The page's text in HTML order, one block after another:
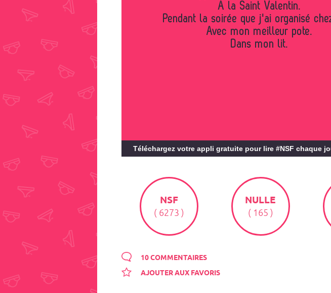
À la Saint Valentin.
Pendant la soirée que j'ai organisé
Avec mon meilleur pote.
Dans mon lit.
Téléchargez votre appli gratuite pour lire #NSF chaque
NSF
( 6273 )
NULLE
( 165 )
10 COMMENTAIRES
AJOUTER AUX FAVORIS